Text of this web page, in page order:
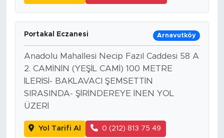
Portakal Eczanesi Arnavutköy
Anadolu Mahallesi Necip Fazıl Caddesi 58 A
2. CAMİNİN (YEŞİL CAMİ) 100 METRE
İLERİSİ- BAKLAVACI ŞEMSETTİN
SIRASINDA- ŞİRİNDEREYE İNEN YOL
ÜZERİ
Yol Tarifi Al 0 (212) 813 75 49